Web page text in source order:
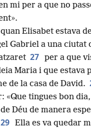
mi per a que no
Elisabet estava
Gabriel a una ciutat
27 per a que
Maria i que estava
de la casa de David.
«Que tingues bon
Déu de manera
29 Ella es va quedar